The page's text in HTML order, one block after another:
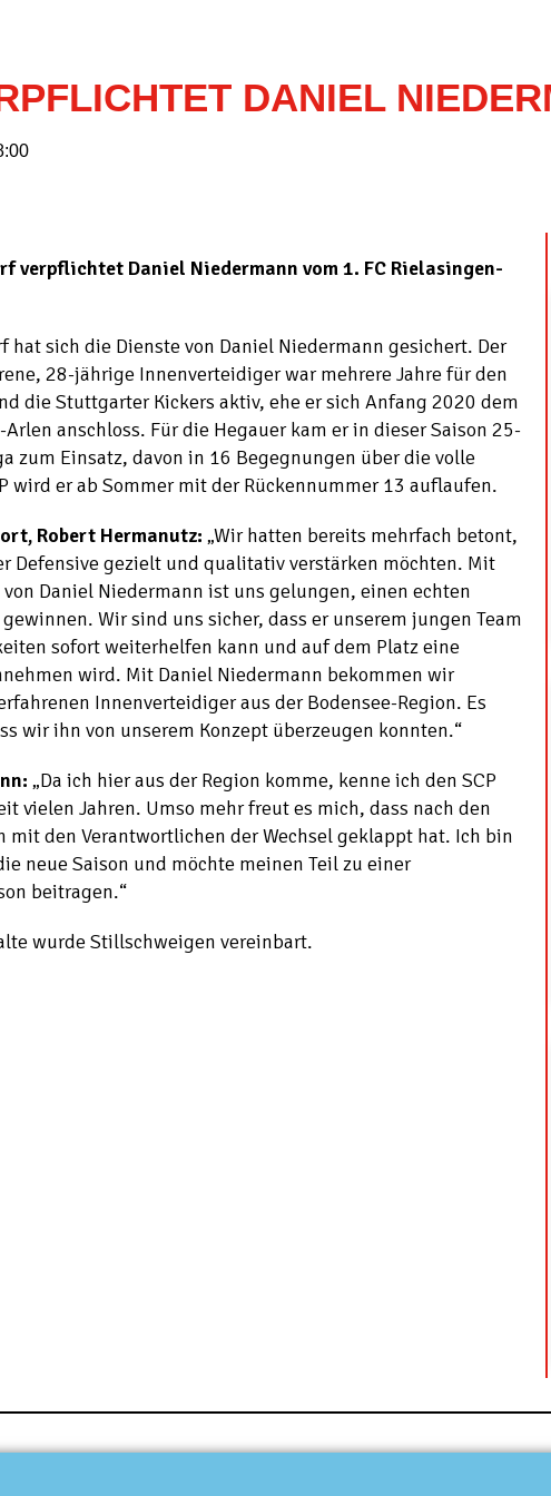
DANIEL
verpflichtet Daniel Niedermann vom 1. FC Rielasingen-
hat sich die Dienste von Daniel Niedermann gesichert. Der
28-jährige Innenverteidiger war mehrere Jahre für den
die Stuttgarter Kickers aktiv, ehe er sich Anfang 2020 dem
Arlen anschloss. Für die Hegauer kam er in dieser Saison 25-
zum Einsatz, davon in 16 Begegnungen über die volle
wird er ab Sommer mit der Rückennummer 13 auflaufen.
Robert Hermanutz: „Wir hatten bereits mehrfach betont,
Defensive gezielt und qualitativ verstärken möchten. Mit
Daniel Niedermann ist uns gelungen, einen echten
Wir sind uns sicher, dass er unserem jungen Team
sofort weiterhelfen kann und auf dem Platz eine
wird. Mit Daniel Niedermann bekommen wir
Innenverteidiger aus der Bodensee-Region. Es
wir ihn von unserem Konzept überzeugen konnten.“
„Da ich hier aus der Region komme, kenne ich den SCP
vielen Jahren. Umso mehr freut es mich, dass nach den
mit den Verantwortlichen der Wechsel geklappt hat. Ich bin
neue Saison und möchte meinen Teil zu einer
beitragen.“
wurde Stillschweigen vereinbart.